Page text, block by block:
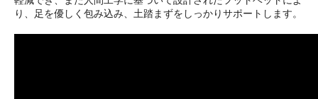
り、足を優しく包み込み、土踏まずをしっかりサポートします。